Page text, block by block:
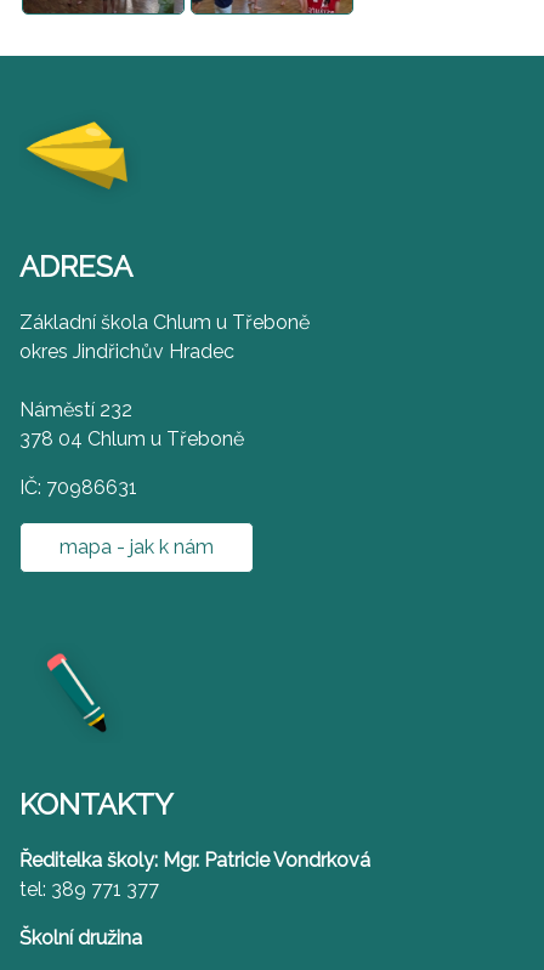
ADRESA
Základní škola Chlum u Třeboně
okres Jindřichův Hradec
Náměstí 232
378 04 Chlum u Třeboně
IČ: 70986631
mapa - jak k nám
KONTAKTY
Ředitelka školy: Mgr. Patricie Vondrková
tel: 389 771 377
Školní družina